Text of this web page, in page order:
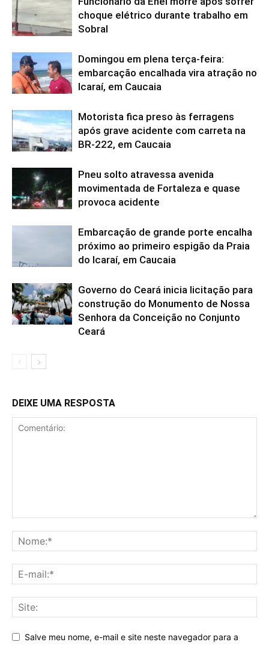
choque elétrico durante trabalho em
Sobral
Domingou em plena terça-feira:
embarcação encalhada vira atração no
Icaraí, em Caucaia
Motorista fica preso às ferragens
após grave acidente com carreta na
BR-222, em Caucaia
Pneu solto atravessa avenida
movimentada de Fortaleza e quase
provoca acidente
Embarcação de grande porte encalha
próximo ao primeiro espigão da Praia
do Icaraí, em Caucaia
Governo do Ceará inicia licitação para
construção do Monumento de Nossa
Senhora da Conceição no Conjunto
Ceará
DEIXE UMA RESPOSTA
Salve meu nome, e-mail e site neste navegador para a